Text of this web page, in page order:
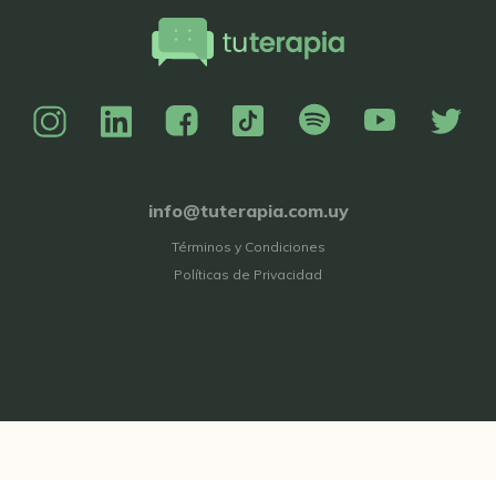
info@tuterapia.com.uy
Términos y Condiciones
Políticas de Privacidad